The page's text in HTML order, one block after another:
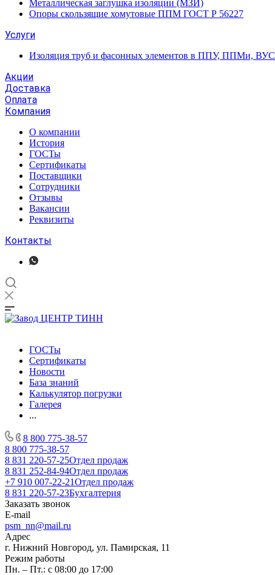
Металлическая заглушка изоляции (МЗИ)
Опоры скользящие хомутовые ППМ ГОСТ Р 56227
Услуги
Изоляция труб и фасонных элементов в ППУ, ППМи, ВУС
Акции
Доставка
Оплата
Компания
О компании
История
ГОСТы
Сертификаты
Поставщики
Сотрудники
Отзывы
Вакансии
Реквизиты
Контакты
ГОСТы
Сертификаты
Новости
База знаний
Калькулятор погрузки
Галерея
...
8 800 775-38-57
8 800 775-38-57
8 831 220-57-25Отдел продаж
8 831 252-84-94Отдел продаж
+7 910 007-22-21Отдел продаж
8 831 220-57-23Бухгалтерия
Заказать звонок
E-mail
psm_nn@mail.ru
Адрес
г. Нижний Новгород, ул. Памирская, 11
Режим работы
Пн. – Пт.: с 08:00 до 17:00